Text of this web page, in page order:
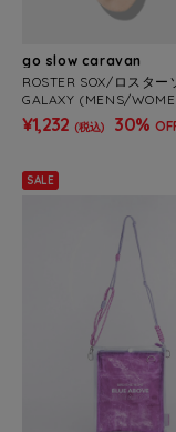
go slow caravan
ROSTER SOX/ロスター
GALAXY (MENS/
¥1,232 (税込) 30%
SALE